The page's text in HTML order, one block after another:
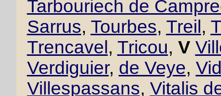
Tarbouriech de
Sarrus, Tourbes, Treil ,
Trencavel , Tricou, V
Verdiguier, de Veye,
Villespassans, Vitalis